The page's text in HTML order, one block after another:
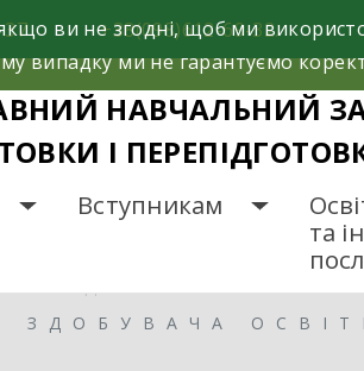
37 +38(098)612-69-32.
НАВЧАЛЬНИЙ
І
Вступникам
та
ЗДОБУВАЧА
ви не згодні, щоб ми
випадку ми не гарантуємо